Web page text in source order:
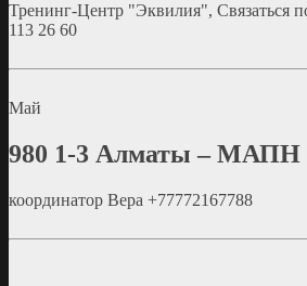
Тренинг-Центр "Эквилия", Связаться
113 26 60
Май
980 1-3 Алматы – МАПН
координатор Вера +77772167788